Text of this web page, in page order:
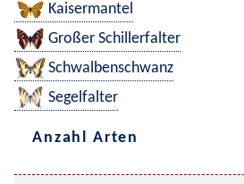
Kaisermantel
Großer Schillerfalter
Schwalbenschwanz
Segelfalter
Anzahl Arten